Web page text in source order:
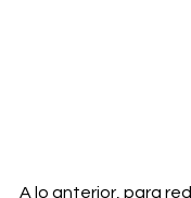
A lo anterior, para